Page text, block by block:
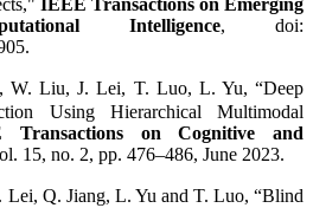
IEEE Transactions on Emerging
Intelligence, doi:
W. Liu, J. Lei, T. Luo, L. Yu, “Deep
Using Hierarchical Multimodal
on Cognitive and
15, no. 2, pp. 476–486, June 2023.
Lei, Q. Jiang, L. Yu and T. Luo, “Blind